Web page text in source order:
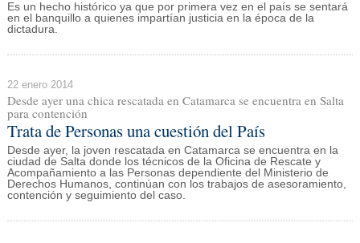
Es un hecho histórico ya que por primera vez en el país se sentará
en el banquillo a quienes impartían justicia en la época de la
dictadura.
22 enero 2014
Desde ayer una chica rescatada en Catamarca se encuentra en Salta
para contención
Trata de Personas una cuestión del País
Desde ayer, la joven rescatada en Catamarca se encuentra en la
ciudad de Salta donde los técnicos de la Oficina de Rescate y
Acompañamiento a las Personas dependiente del Ministerio de
Derechos Humanos, continúan con los trabajos de asesoramiento,
contención y seguimiento del caso.